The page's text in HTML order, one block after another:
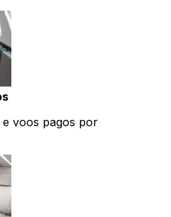
voos pagos por